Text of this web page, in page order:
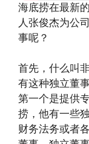
海底捞在最新
人张俊杰为公
事呢？
首先，什么叫
有这种独立董
第一个是提供
捞，他有一些
财务法务或者